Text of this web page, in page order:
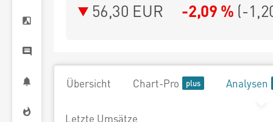
56,30 EUR -2,09 % (-
Übersicht Chart-Pro Analysen
Letzte Umsätze